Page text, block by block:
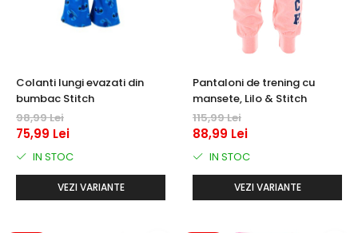
Colanti lungi evazati din
bumbac Stitch
98,99 Lei
75,99 Lei
IN STOC
VEZI VARIANTE
Pantaloni de trening cu
mansete, Lilo & Stitch
115,99 Lei
88,99 Lei
IN STOC
VEZI VARIANTE